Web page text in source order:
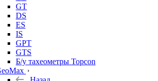
GT
DS
ES
IS
GPT
GTS
Б/у тахеометры Topcon